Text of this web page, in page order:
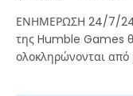
ΕΝΗΜΕΡΩΣΗ 24/7/
της Humble Games
ολοκληρώνονται από